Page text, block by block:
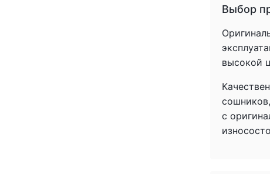
Выбор
высокой
с